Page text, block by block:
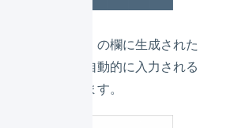
クセストークン」の欄に生成された
セストークンが自動的に入力される
」を押します。